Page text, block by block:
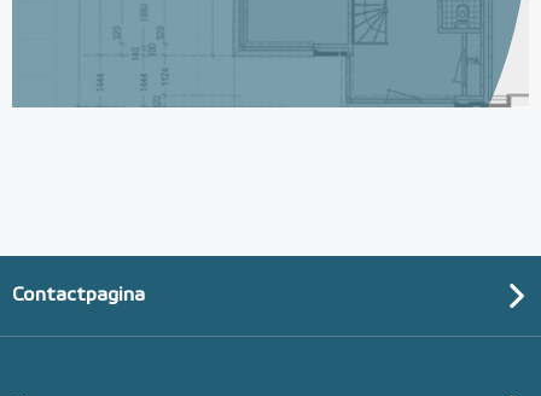
Multifunctionele contactlijm
€ 20,07
€ 9,25
Contactpagina